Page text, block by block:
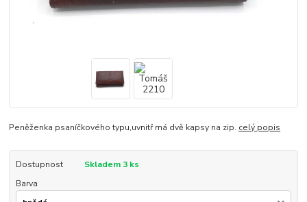
Peněženka psaníčkového typu,uvnitř má dvě kapsy na zip. celý popis
Dostupnost
Skladem 3 ks
Barva